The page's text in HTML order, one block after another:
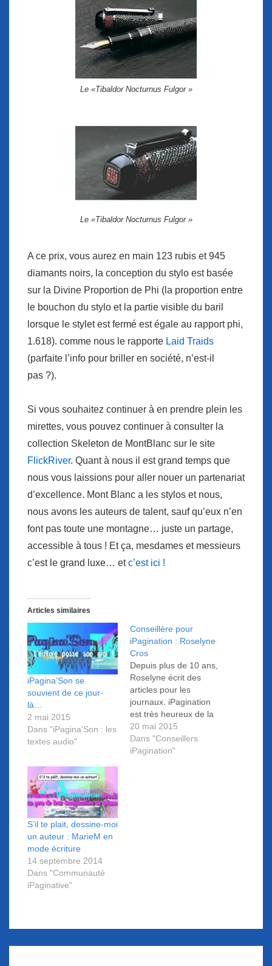
Le «Tibaldor Nocturnus Fulgor »
Le «Tibaldor Nocturnus Fulgor »
A ce prix, vous aurez en main 123 rubis et 945
diamants noirs, la conception du stylo est basée
sur la Divine Proportion de Phi (la proportion entre
le bouchon du stylo et la partie visible du baril
lorsque le stylet est fermé est égale au rapport phi,
1.618). comme nous le rapporte Laid Traids
(parfaite l’info pour briller en société, n’est-il
pas ?).
Si vous souhaitez continuer à en prendre plein les
mirettes, vous pouvez continuer à consulter la
collection Skeleton de MontBlanc sur le site
FlickRiver. Quant à nous il est grand temps que
nous vous laissions pour aller nouer un partenariat
d’excellence. Mont Blanc a les stylos et nous,
nous avons les auteurs de talent, sauf qu’eux n’en
font pas toute une montagne… juste un partage,
accessible à tous ! Et ça, mesdames et messieurs
c’est le grand luxe… etc’est ici !
Articles similaires
iPagina’Son se
souvient de ce jour-
là…
2 mai 2015
Dans "iPagina'Son : les
textes audio"
Conseillère pour
iPagination : Roselyne
Cros
Depuis plus de 10 ans,
Roselyne écrit des
articles pour les
journaux. iPagination
est très heureux de la
compter dans l'équipe
des conseillers.
20 mai 2015
Dans "Conseillers
iPagination"
S’il te plait, dessine-moi
un auteur : MarieM en
mode écriture
14 septembre 2014
Dans "Communauté
iPaginative"